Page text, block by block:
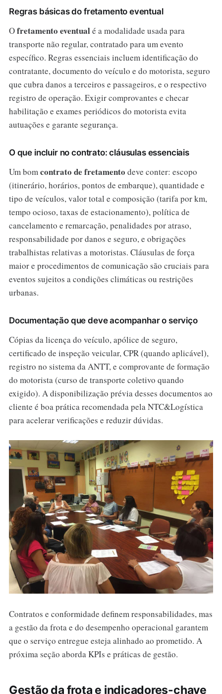
Regras básicas do fretamento eventual
Ofretamento eventualé a modalidade usada para
transporte não regular, contratado para um evento
específico. Regras essenciais incluem identificação do
contratante, documento do veículo e do motorista, seguro
que cubra danos a terceiros e passageiros, e o respectivo
registro de operação. Exigir comprovantes e checar
habilitação e exames periódicos do motorista evita
autuações e garante segurança.
O que incluir no contrato: cláusulas essenciais
Um bomcontrato de fretamento deve conter: escopo
(itinerário, horários, pontos de embarque), quantidade e
tipo de veículos, valor total e composição (tarifa por km,
tempo ocioso, taxas de estacionamento), política de
cancelamento e remarcação, penalidades por atraso,
responsabilidade por danos e seguro, e obrigações
trabalhistas relativas a motoristas. Cláusulas de força
maior e procedimentos de comunicação são cruciais para
eventos sujeitos a condições climáticas ou restrições
urbanas.
Documentação que deve acompanhar o serviço
Cópias da licença do veículo, apólice de seguro,
certificado de inspeção veicular, CPR (quando aplicável),
registro no sistema da ANTT, e comprovante de formação
do motorista (curso de transporte coletivo quando
exigido). A disponibilização prévia desses documentos ao
cliente é boa prática recomendada pela NTC&Logística
para acelerar verificações e reduzir dúvidas.
Contratos e conformidade definem responsabilidades, mas
a gestão da frota e do desempenho operacional garantem
que o serviço entregue esteja alinhado ao prometido. A
próxima seção aborda KPIs e práticas de gestão.
Gestão da frota e indicadores-chave